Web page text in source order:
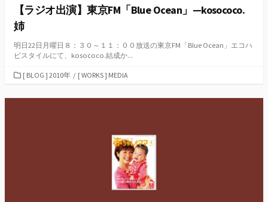
【ラジオ出演】東京FM「Blue Ocean」—kosococo.
姉
明日22日月曜日８：３０～１１：００放送の東京FM「Blue Ocean」エコハ
ピスタイルにて、kosococo.結成か...
カ
ゴ
[ BLOG ] 2010年 / [ WORKS ] MEDIA